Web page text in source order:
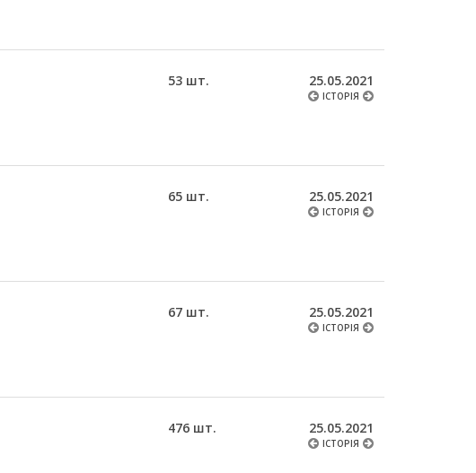
53 шт. 25.05.2021
ІСТОРІЯ
65 шт. 25.05.2021
ІСТОРІЯ
67 шт. 25.05.2021
ІСТОРІЯ
476 шт. 25.05.2021
ІСТОРІЯ